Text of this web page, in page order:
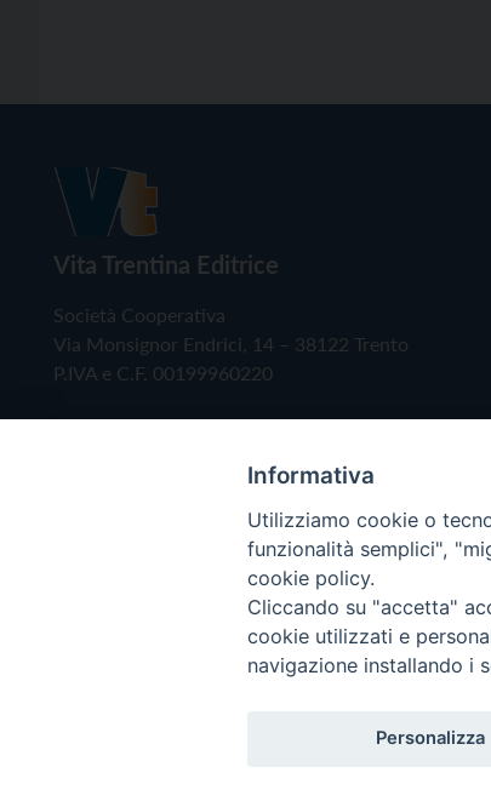
Vita Trentina Editrice
Società Cooperativa
Via Monsignor Endrici, 14 – 38122 Trento
P.IVA e C.F. 00199960220
Copyright © 2019 - Tutti i diritti riservati
Informativa
Utilizziamo cookie o
funzionalità semplici",
cookie policy.
Cliccando su "accetta"
cookie utilizzati e
navigazione installando i
Personalizza